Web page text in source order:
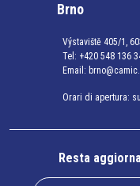
Brno
Výstaviště 405/1,
Tel: +420 548 136
Email:
Orari di apertura:
Resta